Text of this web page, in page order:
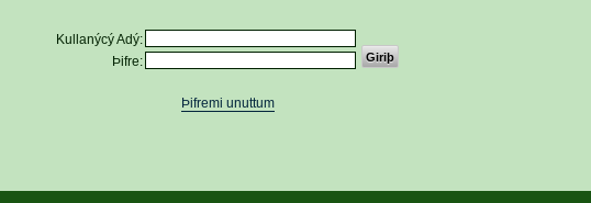
Kullanýcý Adý:
Þifre:
Þifremi unuttum